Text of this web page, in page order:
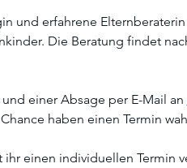
und erfahrene
Die Beratung findet
einer Absage per E-Mail an
haben einen Termin
einen individuellen Termin